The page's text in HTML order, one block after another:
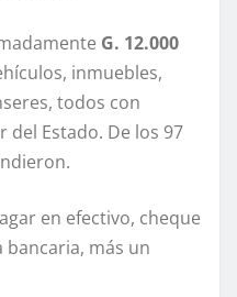
G. 12.000
inmuebles,
todos con
del Estado. De los 97
en efectivo, cheque
más un